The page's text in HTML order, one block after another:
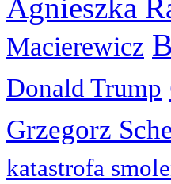
Agnieszka
Macierewicz
Donald Trump
Grzegorz
katastrofa